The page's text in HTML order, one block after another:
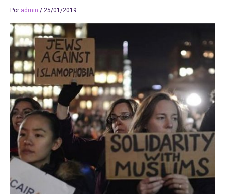
Por admin / 25/01/2019